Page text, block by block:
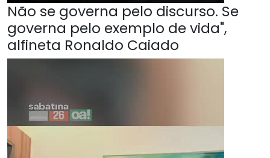
Não se governa pelo discurso. Se
governa pelo exemplo de vida",
alfineta Ronaldo Caiado